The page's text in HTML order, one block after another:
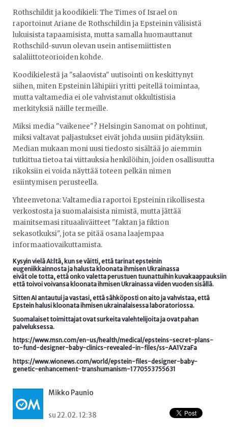
Rothschildit ja koodikieli: The Times of Israel on
raportoinut Ariane de Rothschildin ja Epsteinin välisistä
lukuisista tapaamisista, mutta samalla huomauttanut
Rothschild-suvun olevan usein antisemiittisten
salaliittoteorioiden kohde.
Koodikielestä ja "salaovista" uutisointi on keskittynyt
siihen, miten Epsteinin lähipiiri yritti peitellä toimintaa,
mutta valtamedia ei ole vahvistanut okkultistisia
merkityksiä näille termeille.
Miksi media "vaikenee"? Helsingin Sanomat on pohtinut,
miksi valtavat paljastukset eivät johda uusiin pidätyksiin.
Median mukaan moni uusi tiedosto sisältää jo aiemmin
tutkittua tietoa tai viittauksia henkilöihin, joiden osallisuutta
rikoksiin ei voida näyttää toteen pelkän nimen
esiintymisen perusteella.
Yhteenvetona: Valtamedia raportoi Epsteinin rikollisesta
verkostosta ja suomalaisista nimistä, mutta jättää
mainitsemasi rituaaliväitteet "faktan ja fiktion
sekasotkuksi", jota se pitää osana laajempaa
informaatiovaikuttamista.
Kysyin vielä AI:ltä, kun se väitti, että tarinat epsteinin
eugeniikkainnosta ja halusta kloonata ihmisen Ukrainassa
eivät ole totta, että onko valetta perustuen tuunattuihin
että toivoi voivansa kloonata ihmisen Ukrainassa viiden vuoden sisällä.
Sitten AI antautui ja vastasi, että sähköposti on aito ja vahvistaa, että
Epstein halusi kloonata ihmisen ukrainalaisessa laboratoriossa.
Suomalaiset toimittajat ovat surkeita valehtelijoita ja ovat pahan
palveluksessa.
https://www.msn.com/en-us/health/medical/epsteins-secret-plans-
to-fund-designer-baby-clinics-revealed-in-files/ss-AA1VzaFa
https://www.wionews.com/world/epstein-files-designer-baby-
genetic-enhancement-transhumanism-1770553755631
Mikko Paunio
su 22.02. 12:38